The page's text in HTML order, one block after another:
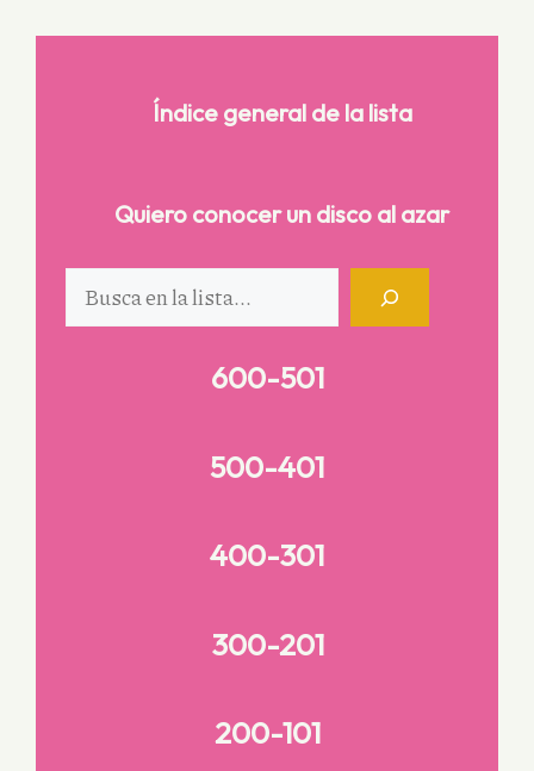
Índice general de la lista
Quiero conocer un disco al azar
600-501
500-401
400-301
300-201
200-101